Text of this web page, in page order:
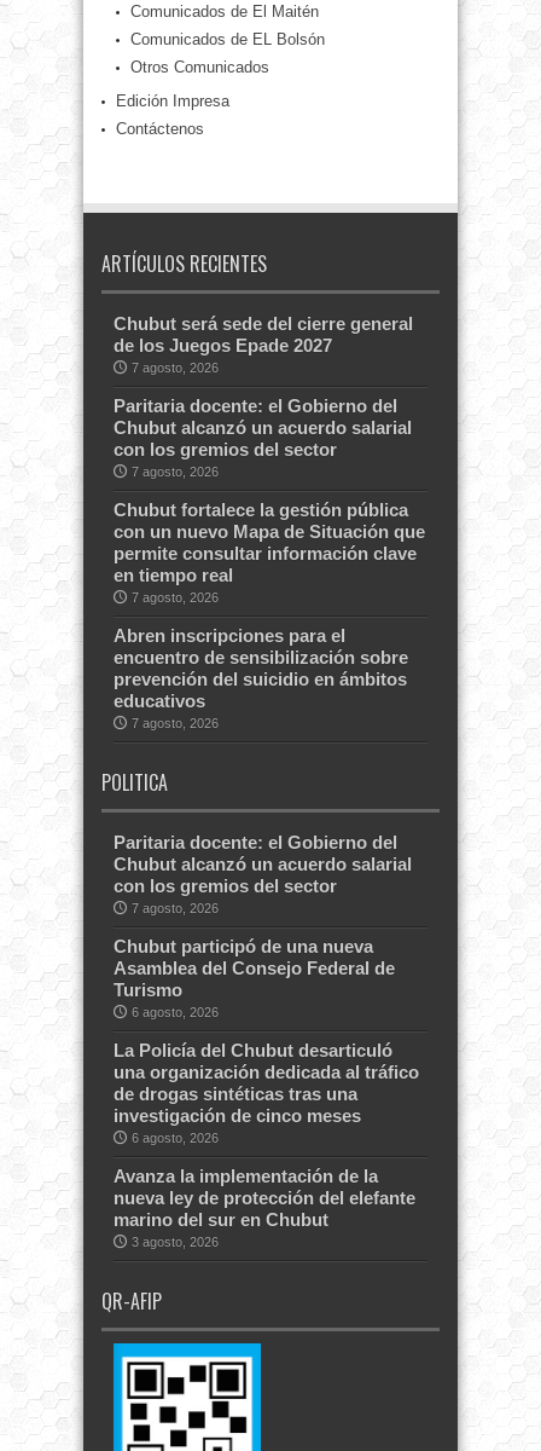
Comunicados de El Maitén
Comunicados de EL Bolsón
Otros Comunicados
Edición Impresa
Contáctenos
ARTÍCULOS RECIENTES
Chubut será sede del cierre general
de los Juegos Epade 2027
7 agosto, 2026
Paritaria docente: el Gobierno del
Chubut alcanzó un acuerdo salarial
con los gremios del sector
7 agosto, 2026
Chubut fortalece la gestión pública
con un nuevo Mapa de Situación que
permite consultar información clave
en tiempo real
7 agosto, 2026
Abren inscripciones para el
encuentro de sensibilización sobre
prevención del suicidio en ámbitos
educativos
7 agosto, 2026
POLITICA
Paritaria docente: el Gobierno del
Chubut alcanzó un acuerdo salarial
con los gremios del sector
7 agosto, 2026
Chubut participó de una nueva
Asamblea del Consejo Federal de
Turismo
6 agosto, 2026
La Policía del Chubut desarticuló
una organización dedicada al tráfico
de drogas sintéticas tras una
investigación de cinco meses
6 agosto, 2026
Avanza la implementación de la
nueva ley de protección del elefante
marino del sur en Chubut
3 agosto, 2026
QR-AFIP